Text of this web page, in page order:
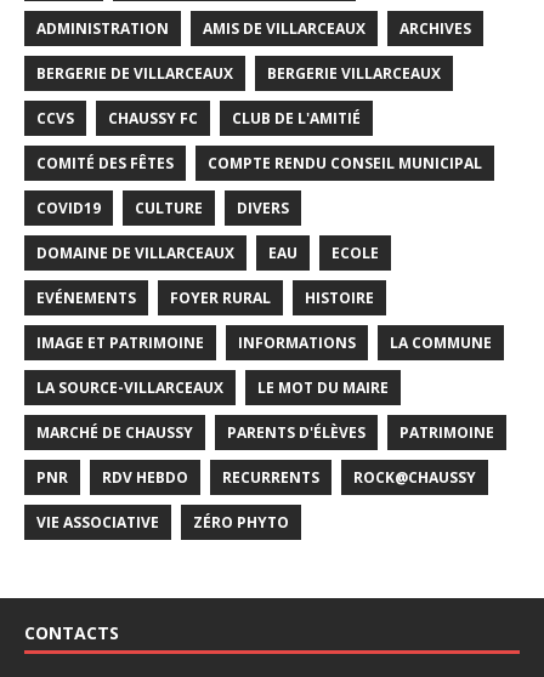
ADMINISTRATION AMIS DE VILLARCEAUX ARCHIVES
BERGERIE DE VILLARCEAUX BERGERIE VILLARCEAUX
CCVS CHAUSSY FC CLUB DE L'AMITIÉ
COMITÉ DES FÊTES COMPTE RENDU CONSEIL MUNICIPAL
COVID19 CULTURE DIVERS
DOMAINE DE VILLARCEAUX EAU ECOLE
EVÉNEMENTS FOYER RURAL HISTOIRE
IMAGE ET PATRIMOINE INFORMATIONS LA COMMUNE
LA SOURCE-VILLARCEAUX LE MOT DU MAIRE
MARCHÉ DE CHAUSSY PARENTS D'ÉLÈVES PATRIMOINE
PNR RDV HEBDO RECURRENTS ROCK@CHAUSSY
VIE ASSOCIATIVE ZÉRO PHYTO
CONTACTS